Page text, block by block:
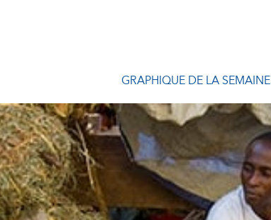
GRAPHIQUE DE LA SEMAINE